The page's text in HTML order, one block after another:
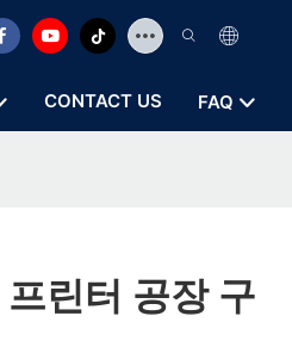
CONTACT US FAQ
린터 공장 구